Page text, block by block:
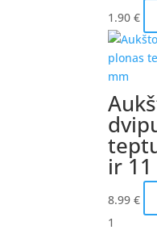
1.90€
ir
8.99€
1